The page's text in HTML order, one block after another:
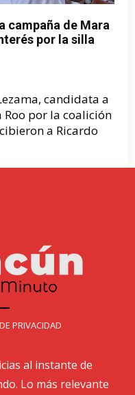
campaña de Mara
por la silla
candidata a
por la coalición
a Ricardo
PRIVACIDAD
al instante de
Lo más relevante